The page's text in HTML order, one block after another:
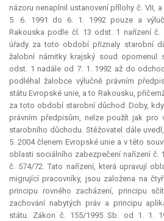
názoru nenaplnil ustanovení přílohy č. VII,
5. 6. 1991 do 6. 1. 1992 pouze a
Rakouska podle čl. 13 odst. 1 nařízení č.
úřady za toto období přiznaly starobní
žalobní námitky krajský soud opomenul
odst. 1 nadále od 7. 1. 1992 až do
podléhal žalobce výlučně právním
státu Evropské unie, a to Rakousku,
za toto období starobní důchod. Doby,
právním předpisům, nelze použít jak pro
starobního důchodu. Stěžovatel dále
5. 2004 členem Evropské unie a v této
oblasti sociálního zabezpečení nařízení č.
č. 574/72. Tato nařízení, která upravují
migrující pracovníky, jsou založena na
principu rovného zacházení, principu
zachování nabytých práv a principu
státu. Zákon č. 155/1995 Sb. od 1. 1.